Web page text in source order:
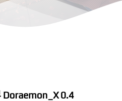
Doraemon_X 0.4